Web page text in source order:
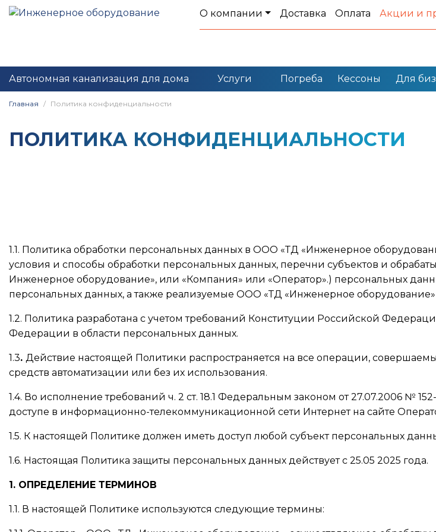
О компании Доставка Оплата Акции и
Автономная канализация для дома Услуги Погреба Кессоны Для
Главная Политика конфиденциальности
ПОЛИТИКА КОНФИДЕНЦИАЛЬНОСТИ
1.1. Политика обработки персональных данных в ООО «ТД «Инженерное
условия и способы обработки персональных данных, перечни субъектов и
Инженерное оборудование», или «Компания» или «Оператор».) персональных
персональных данных, а также реализуемые ООО «ТД «Инженерное
1.2. Политика разработана с учетом требований Конституции Российской
Федерации в области персональных данных.
1.3. Действие настоящей Политики распространяется на все операции,
средств автоматизации или без их использования.
1.4. Во исполнение требований ч. 2 ст. 18.1 Федеральным законом от 27.07.2006 №
доступе в информационно-телекоммуникационной сети Интернет на сайте
1.5. К настоящей Политике должен иметь доступ любой субъект персональных
1.6. Настоящая Политика защиты персональных данных действует с 25.05 2025 года.
1. ОПРЕДЕЛЕНИЕ ТЕРМИНОВ
1.1. В настоящей Политике используются следующие термины: